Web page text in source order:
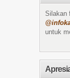
Silakan
untuk